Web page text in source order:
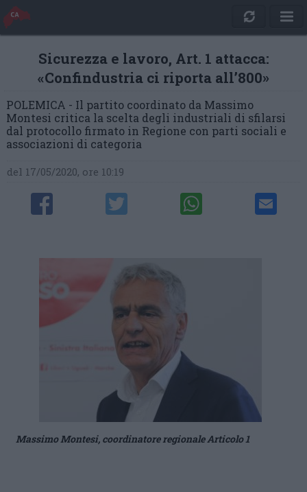
Sicurezza e lavoro, Art. 1 attacca:
«Confindustria ci riporta all’800»
POLEMICA - Il partito coordinato da Massimo
Montesi critica la scelta degli industriali di sfilarsi
dal protocollo firmato in Regione con parti sociali e
associazioni di categoria
del 17/05/2020, ore 10:19
Massimo Montesi, coordinatore regionale Articolo 1